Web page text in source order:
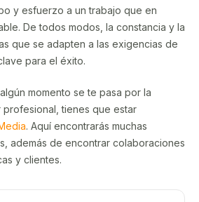
y esfuerzo a un trabajo que en
De todos modos, la constancia y la
que se adapten a las exigencias de
para el éxito.
momento se te pasa por la
tienes que estar
. Aquí encontrarás muchas
además de encontrar colaboraciones
y clientes.